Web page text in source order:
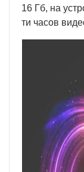
16 Гб, на
ти часов